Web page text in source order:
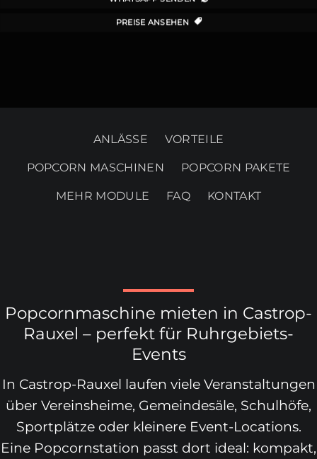
PREISE ANSEHEN
ANLÄSSE VORTEILE
POPCORN MASCHINEN POPCORN PAKETE
MEHR MODULE FAQ KONTAKT
Popcornmaschine mieten in Castrop-
Rauxel – perfekt für Ruhrgebiets-
Events
In Castrop-Rauxel laufen viele Veranstaltungen
über Vereinsheime, Gemeindesäle, Schulhöfe,
Sportplätze oder kleinere Event-Locations.
Eine Popcornstation passt dort ideal: kompakt,